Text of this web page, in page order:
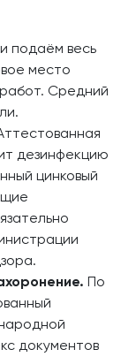
подаём весь
место
Средний
дезинфекцию
цинковый
По
документов